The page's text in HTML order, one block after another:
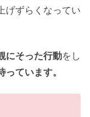
げずらくなってい
にそった行動をし
ています。